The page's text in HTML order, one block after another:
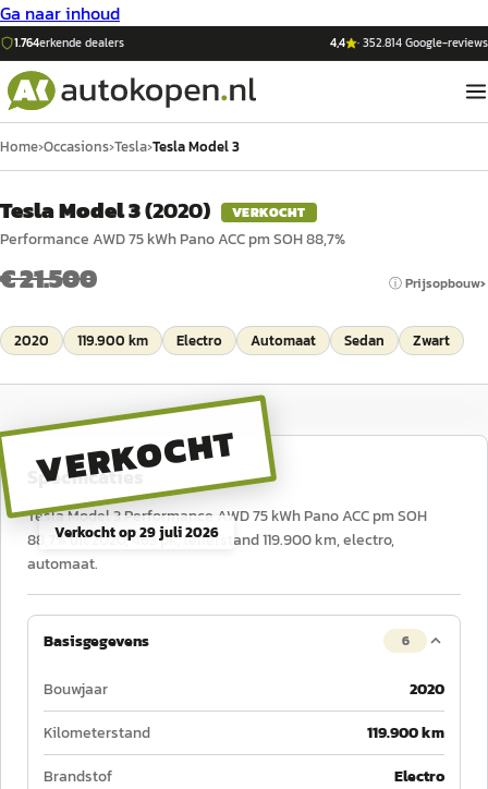
Ga naar inhoud
1.764erkende dealers 4,4 ·352.814Google-reviews
Home›Occasions›Tesla›Tesla Model 3
Tesla Model 3(2020) VERKOCHT
Performance AWD 75 kWh Pano ACC pm SOH 88,7%
€ 21.500 ⓘ Prijsopbouw
2020 119.900 km Electro Automaat Sedan Zwart
VERKOCHT
Verkocht op29 juli 2026
Specificaties
Tesla Model 3 Performance AWD 75 kWh Pano ACC pm SOH
88,7% uit 2020, 463 pk, tellerstand 119.900 km, electro,
automaat.
Basisgegevens 6
Bouwjaar
2020
Kilometerstand
119.900 km
Brandstof
Electro